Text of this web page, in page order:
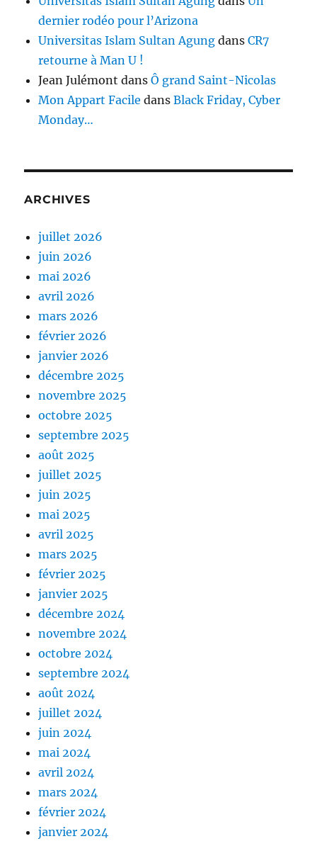
dernier rodéo pour l’Arizona
Universitas Islam Sultan Agung dansCR7
retourne à Man U !
Jean Julémont dansÔ grand Saint-Nicolas
Mon Appart Facile dansBlack Friday, Cyber
Monday…
ARCHIVES
juillet 2026
juin 2026
mai 2026
avril 2026
mars 2026
février 2026
janvier 2026
décembre 2025
novembre 2025
octobre 2025
septembre 2025
août 2025
juillet 2025
juin 2025
mai 2025
avril 2025
mars 2025
février 2025
janvier 2025
décembre 2024
novembre 2024
octobre 2024
septembre 2024
août 2024
juillet 2024
juin 2024
mai 2024
avril 2024
mars 2024
février 2024
janvier 2024